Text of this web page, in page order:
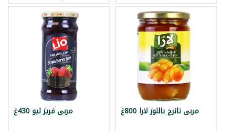
مربى فريز ليو 430غ مربى نانرج باللوز لارا 800غ